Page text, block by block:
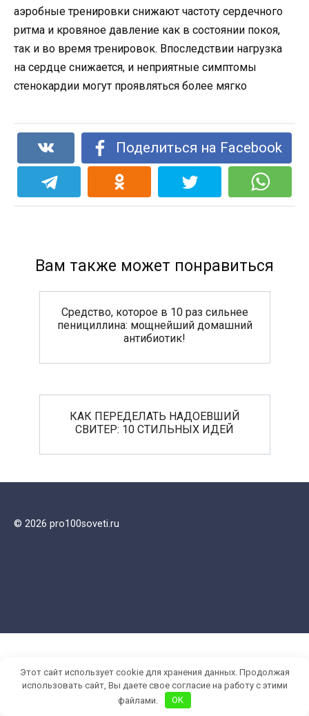
аэробные тренировки снижают частоту сердечного
ритма и кровяное давление как в состоянии покоя,
так и во время тренировок. Впоследствии нагрузка
на сердце снижается, и неприятные симптомы
стенокардии могут проявляться более мягко
Поделиться на Facebook
Вам также может понравиться
Средство, которое в 10 раз сильнее
пенициллина: мощнейший домашний
антибиотик!
КАК ПЕРЕДЕЛАТЬ НАДОЕВШИЙ
СВИТЕР: 10 СТИЛЬНЫХ ИДЕЙ
© 2026 pro100soveti.ru
Этот сайт использует cookie для хранения данных. Продолжая
использовать сайт, Вы даете свое согласие на работу с этими
файлами.
OK